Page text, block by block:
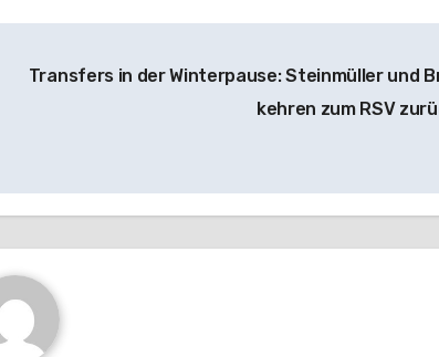
Transfers in der Winterpause: Steinmüller und
kehren zum RSV